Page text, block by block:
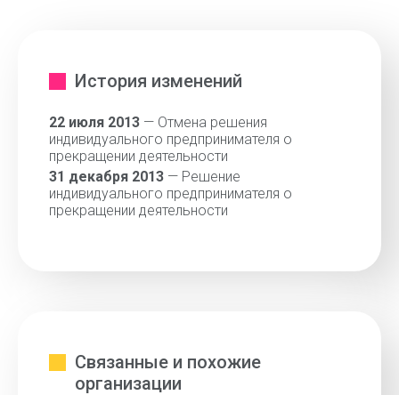
История изменений
22 июля 2013 — Отмена решения
индивидуального предпринимателя о
прекращении деятельности
31 декабря 2013 — Решение
индивидуального предпринимателя о
прекращении деятельности
Связанные и похожие
организации